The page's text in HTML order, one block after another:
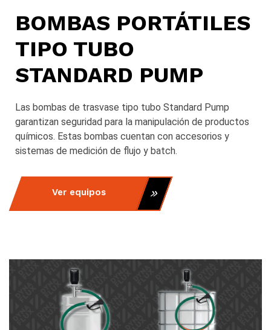
BOMBAS PORTÁTILES
TIPO TUBO
STANDARD PUMP
Las bombas de trasvase tipo tubo Standard Pump
garantizan seguridad para la manipulación de productos
químicos. Estas bombas cuentan con accesorios y
sistemas de medición de flujo y batch.
Ver equipos